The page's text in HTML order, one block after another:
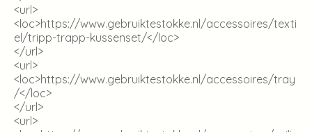
<url>
<loc>https://www.gebruiktestokke.nl/accessoires/texti
el/tripp-trapp-kussenset/</loc>
</url>
<url>
<loc>https://www.gebruiktestokke.nl/accessoires/tray
/</loc>
</url>
<url>